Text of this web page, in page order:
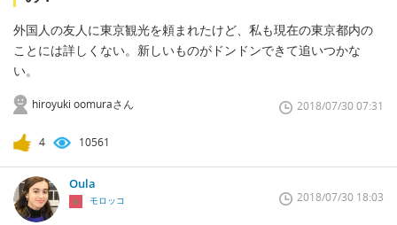
外国人の友人に東京観光を頼まれたけど、私も現在の東京都内の
ことには詳しくない。新しいものがドンドンできて追いつかな
い。
hiroyuki oomuraさん 2018/07/30 07:31
4 10561
Oula
モロッコ 2018/07/30 18:03